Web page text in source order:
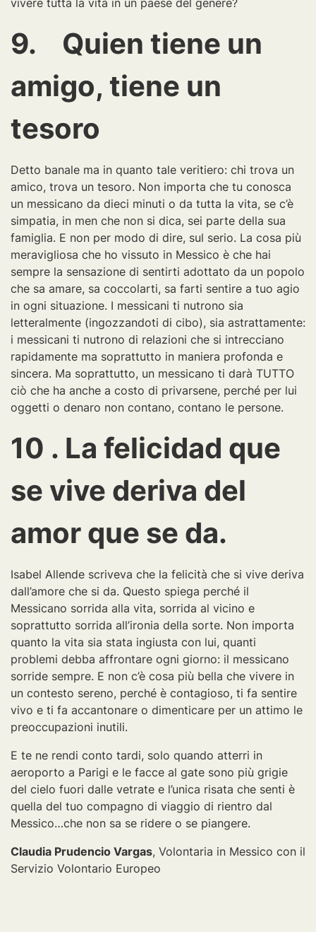
vivere tutta la vita in un paese del genere?
9. Quien tiene un
amigo, tiene un
tesoro
Detto banale ma in quanto tale veritiero: chi trova un
amico, trova un tesoro. Non importa che tu conosca
un messicano da dieci minuti o da tutta la vita, se c’è
simpatia, in men che non si dica, sei parte della sua
famiglia. E non per modo di dire, sul serio. La cosa più
meravigliosa che ho vissuto in Messico è che hai
sempre la sensazione di sentirti adottato da un popolo
che sa amare, sa coccolarti, sa farti sentire a tuo agio
in ogni situazione. I messicani ti nutrono sia
letteralmente (ingozzandoti di cibo), sia astrattamente:
i messicani ti nutrono di relazioni che si intrecciano
rapidamente ma soprattutto in maniera profonda e
sincera. Ma soprattutto, un messicano ti darà TUTTO
ciò che ha anche a costo di privarsene, perché per lui
oggetti o denaro non contano, contano le persone.
10 . La felicidad que
se vive deriva del
amor que se da.
Isabel Allende scriveva che la felicità che si vive deriva
dall’amore che si da. Questo spiega perché il
Messicano sorrida alla vita, sorrida al vicino e
soprattutto sorrida all’ironia della sorte. Non importa
quanto la vita sia stata ingiusta con lui, quanti
problemi debba affrontare ogni giorno: il messicano
sorride sempre. E non c’è cosa più bella che vivere in
un contesto sereno, perché è contagioso, ti fa sentire
vivo e ti fa accantonare o dimenticare per un attimo le
preoccupazioni inutili.
E te ne rendi conto tardi, solo quando atterri in
aeroporto a Parigi e le facce al gate sono più grigie
del cielo fuori dalle vetrate e l’unica risata che senti è
quella del tuo compagno di viaggio di rientro dal
Messico…che non sa se ridere o se piangere.
Claudia Prudencio Vargas, Volontaria in Messico con il
Servizio Volontario Europeo